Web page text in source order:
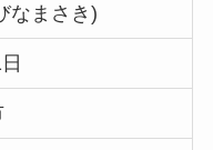
なまさき)